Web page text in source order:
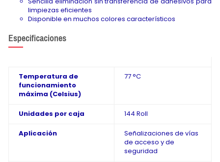
limpiezas eficientes
Disponible en muchos colores característicos
Especificaciones
Temperatura de
funcionamiento
máxima (Celsius)
77 °C
Unidades por caja 144 Roll
Aplicación
Señalizaciones de vías
de acceso y de
seguridad